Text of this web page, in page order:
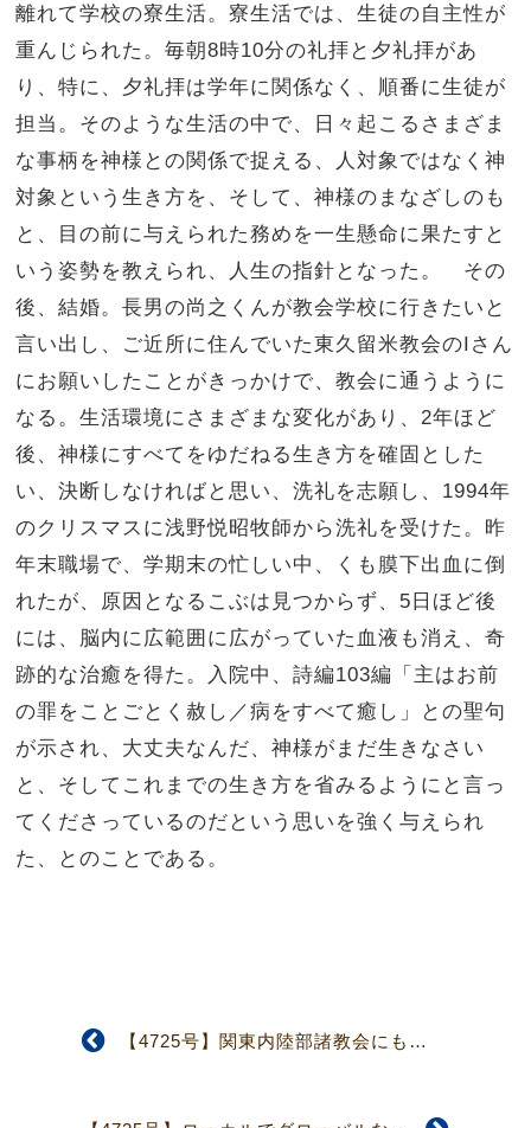
離れて学校の寮生活。寮生活では、生徒の自主性が
重んじられた。毎朝8時10分の礼拝と夕礼拝があ
り、特に、夕礼拝は学年に関係なく、順番に生徒が
担当。そのような生活の中で、日々起こるさまざま
な事柄を神様との関係で捉える、人対象ではなく神
対象という生き方を、そして、神様のまなざしのも
と、目の前に与えられた務めを一生懸命に果たすと
いう姿勢を教えられ、人生の指針となった。 その
後、結婚。長男の尚之くんが教会学校に行きたいと
言い出し、ご近所に住んでいた東久留米教会のIさん
にお願いしたことがきっかけで、教会に通うように
なる。生活環境にさまざまな変化があり、2年ほど
後、神様にすべてをゆだねる生き方を確固とした
い、決断しなければと思い、洗礼を志願し、1994年
のクリスマスに浅野悦昭牧師から洗礼を受けた。昨
年末職場で、学期末の忙しい中、くも膜下出血に倒
れたが、原因となるこぶは見つからず、5日ほど後
には、脳内に広範囲に広がっていた血液も消え、奇
跡的な治癒を得た。入院中、詩編103編「主はお前
の罪をことごとく赦し／病をすべて癒し」との聖句
が示され、大丈夫なんだ、神様がまだ生きなさい
と、そしてこれまでの生き方を省みるようにと言っ
てくださっているのだという思いを強く与えられ
た、とのことである。
【4725号】関東内陸部諸教会にも被害 関東